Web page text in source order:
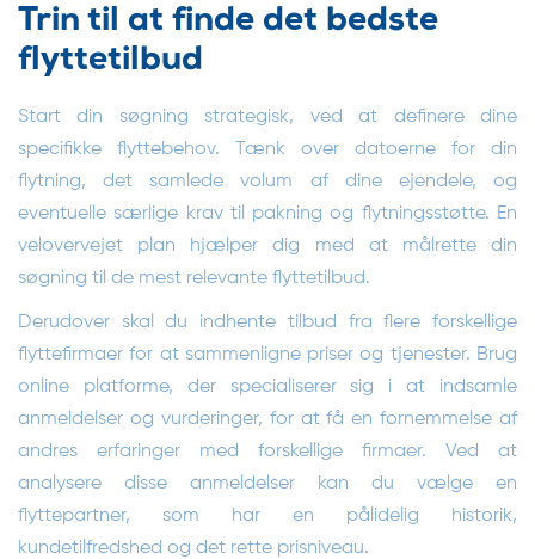
Trin til at finde det bedste
flyttetilbud
Start din søgning strategisk, ved at definere dine
specifikke flyttebehov. Tænk over datoerne for din
flytning, det samlede volum af dine ejendele, og
eventuelle særlige krav til pakning og flytningsstøtte. En
velovervejet plan hjælper dig med at målrette din
søgning til de mest relevante flyttetilbud.
Derudover skal du indhente tilbud fra flere forskellige
flyttefirmaer for at sammenligne priser og tjenester. Brug
online platforme, der specialiserer sig i at indsamle
anmeldelser og vurderinger, for at få en fornemmelse af
andres erfaringer med forskellige firmaer. Ved at
analysere disse anmeldelser kan du vælge en
flyttepartner, som har en pålidelig historik,
kundetilfredshed og det rette prisniveau.